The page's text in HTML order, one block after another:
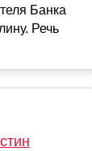
Банка
Речь